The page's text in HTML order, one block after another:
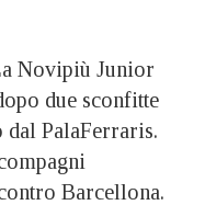
Novipiù Junior
due sconfitte
dal PalaFerraris.
Barcellona.